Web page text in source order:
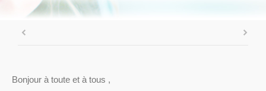
Bonjour à toute et à tous ,